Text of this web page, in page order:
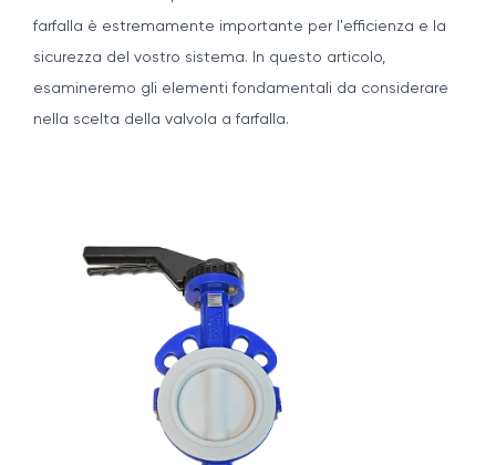
farfalla è estremamente importante per l'efficienza e la
sicurezza del vostro sistema. In questo articolo,
esamineremo gli elementi fondamentali da considerare
nella scelta della valvola a farfalla.